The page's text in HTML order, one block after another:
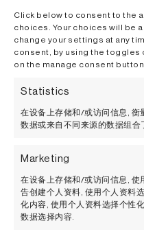
Click below to consent to the
choices. Your choices will be
change your settings at any
consent, by using the toggles
on the manage consent
Statistics
在设备上存储和/或访问信息, 衡
数据或来自不同来源的数据组合
Marketing
在设备上存储和/或访问信息, 使
告创建个人资料, 使用个人资料
化内容, 使用个人资料选择个性
数据选择内容.
香肠、红肉和野味，
金枪鱼或熏鱼），黑
《Ariadna》。
您可能